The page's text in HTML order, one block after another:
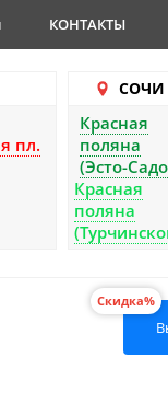
КОНТАКТЫ
пл.
СОЧИ
Красная
поляна
(Эсто-
Красная
поляна
Скидка%